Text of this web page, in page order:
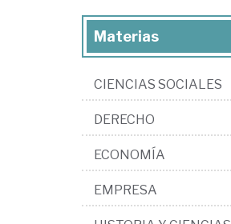
Materias
CIENCIAS SOCIALES
DERECHO
ECONOMÍA
EMPRESA